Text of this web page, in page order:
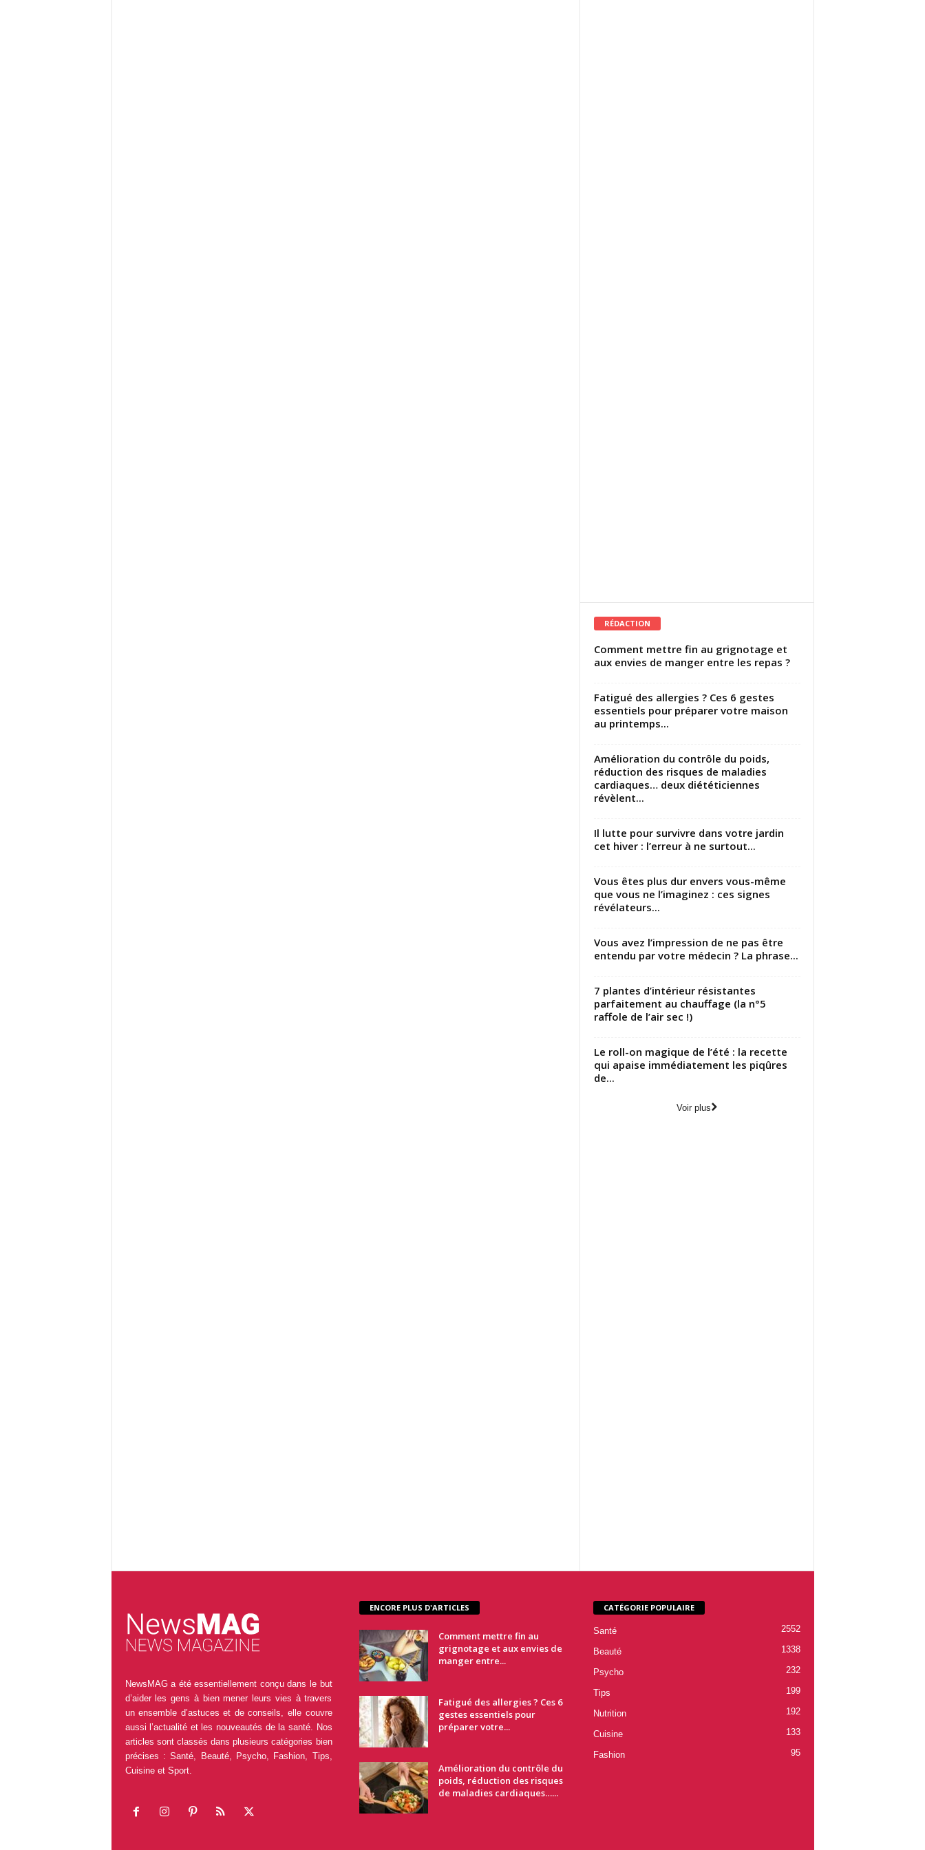
RÉDACTION
Comment mettre fin au grignotage et
aux envies de manger entre les repas ?
Fatigué des allergies ? Ces 6 gestes
essentiels pour préparer votre maison
au printemps...
Amélioration du contrôle du poids,
réduction des risques de maladies
cardiaques… deux diététiciennes
révèlent...
Il lutte pour survivre dans votre jardin
cet hiver : l’erreur à ne surtout...
Vous êtes plus dur envers vous-même
que vous ne l’imaginez : ces signes
révélateurs...
Vous avez l’impression de ne pas être
entendu par votre médecin ? La phrase...
7 plantes d’intérieur résistantes
parfaitement au chauffage (la n°5
raffole de l’air sec !)
Le roll-on magique de l’été : la recette
qui apaise immédiatement les piqûres
de...
Voir plus
NewsMAG a été essentiellement conçu dans le but
d’aider les gens à bien mener leurs vies à travers
un ensemble d’astuces et de conseils, elle couvre
aussi l’actualité et les nouveautés de la santé. Nos
articles sont classés dans plusieurs catégories bien
précises : Santé, Beauté, Psycho, Fashion, Tips,
Cuisine et Sport.
ENCORE PLUS D'ARTICLES
Comment mettre fin au
grignotage et aux envies de
manger entre...
Fatigué des allergies ? Ces 6
gestes essentiels pour
préparer votre...
Amélioration du contrôle du
poids, réduction des risques
de maladies cardiaques…...
CATÉGORIE POPULAIRE
Santé 2552
Beauté 1338
Psycho 232
Tips 199
Nutrition 192
Cuisine 133
Fashion 95